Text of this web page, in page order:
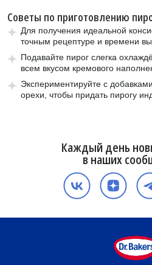
Советы по приготовлению
Для получения идеальной
точным рецептуре и времени
Подавайте пирог слегка
всем вкусом кремового
Экспериментируйте с
орехи, чтобы придать пирогу
Каждый день
в наших